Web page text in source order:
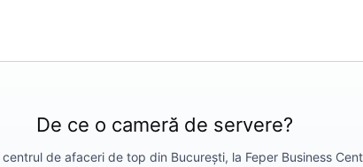
De ce o cameră de servere?
de afaceri de top din București, la Feper Business